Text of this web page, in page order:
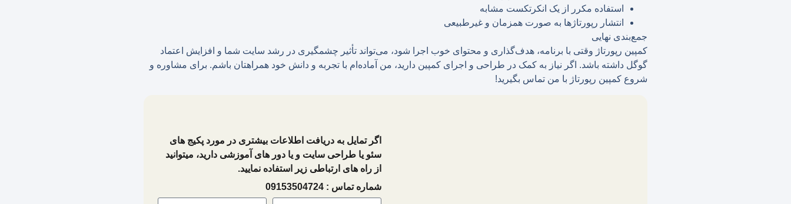
استفاده مکرر از یک انکرتکست مشابه
انتشار رپورتاژها به صورت همزمان و غیرطبیعی
جمع‌بندی نهایی
کمپین رپورتاژ وقتی با برنامه، هدف‌گذاری و محتوای خوب اجرا شود، می‌تواند تأثیر چشمگیری در رشد سایت شما و افزایش اعتماد
گوگل داشته باشد. اگر نیاز به کمک در طراحی و اجرای کمپین دارید، من آماده‌ام با تجربه و دانش خود همراهتان باشم. برای مشاوره و
شروع کمپین رپورتاژ با من تماس بگیرید!
اگر تمایل به دریافت اطلاعات بیشتری در مورد پکیج های
سئو یا طراحی سایت و یا دور های آموزشی دارید، میتوانید
از راه های ارتباطی زیر استفاده نمایید.
شماره تماس : 09153504724